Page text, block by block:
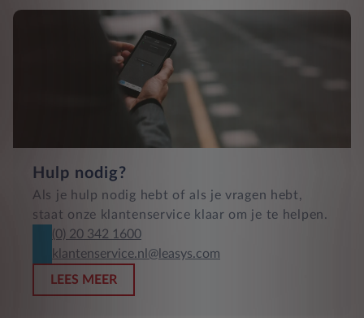
Hulp nodig?
Als je hulp nodig hebt of als je vragen hebt,
staat onze klantenservice klaar om je te helpen.
(0) 20 342 1600
klantenservice.nl@leasys.com
LEES MEER